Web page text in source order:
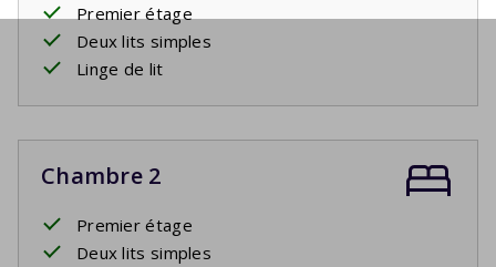
Premier étage
Deux lits simples
Linge de lit
Chambre 2
Premier étage
Deux lits simples